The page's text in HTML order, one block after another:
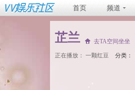
首页 频道
芷兰 去TA空间坐坐
正在播放： 一颗红豆 分类：